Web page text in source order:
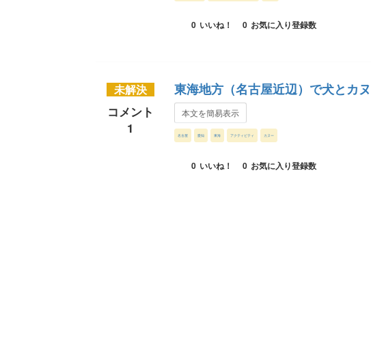
0 いいね！ 0 お気に入り登録数
未解決
コメント
1
東海地方（名古屋近辺）で犬とカ
本文を簡易表示
名古屋 愛知 東海 アクティビティ カヌー
0 いいね！ 0 お気に入り登録数